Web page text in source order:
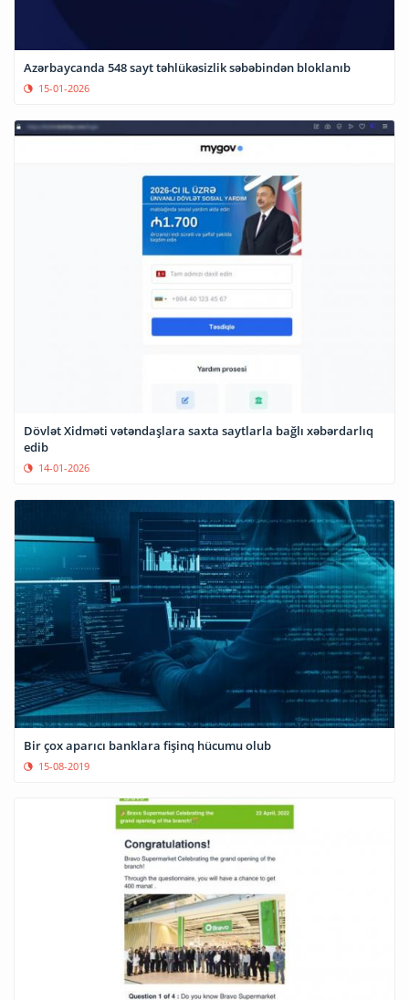
Azərbaycanda 548 sayt təhlükəsizlik səbəbindən bloklanıb
15-01-2026
Dövlət Xidməti vətəndaşlara saxta saytlarla bağlı xəbərdarlıq
edib
14-01-2026
Bir çox aparıcı banklara fişinq hücumu olub
15-08-2019